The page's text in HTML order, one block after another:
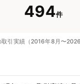
494件
引実績（2016年8月〜